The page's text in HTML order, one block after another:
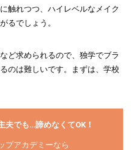
触れつつ、ハイレベルなメイク
るでしょう。
ど求められるので、独学でブラ
のは難しいです。まずは、学校
夫でも…諦めなくてOK！
プアカデミーなら